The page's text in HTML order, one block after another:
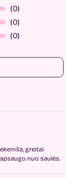
(0)
(0)
(0)
greitai
nuo saulės.